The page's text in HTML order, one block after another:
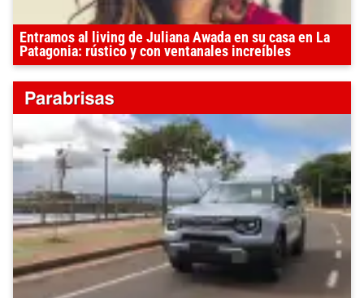
Entramos al living de Juliana Awada en su casa en La
Patagonia: rústico y con ventanales increíbles